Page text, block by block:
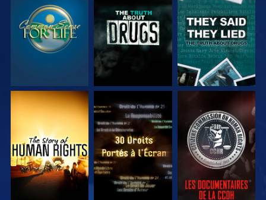
REGARDER REGARDER REGARDER
REGARDER REGARDER REGARDER